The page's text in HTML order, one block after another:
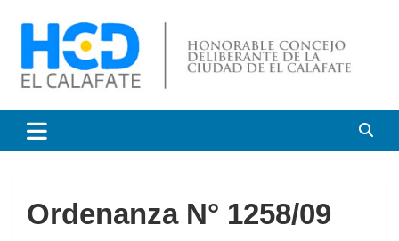
Honorable Concejo
Deliberante de El Calafate
Ordenanza N° 1258/09